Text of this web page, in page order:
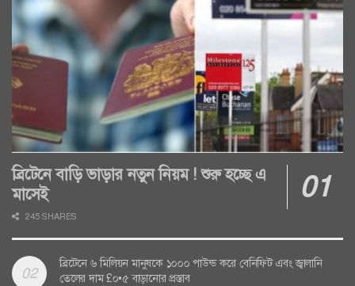
ব্রিটেনে বাড়ি ভাড়ার নতুন নিয়ম ! শুরু হচ্ছে এ
মাসেই
245 SHARES
ব্রিটেনে ৬ মিলিয়ন মানুষকে ১০০০ পাউন্ড করে বেনিফিট এবং জ্বালানি
তেলের দাম £০•৫ বাড়ানোর প্রস্তাব